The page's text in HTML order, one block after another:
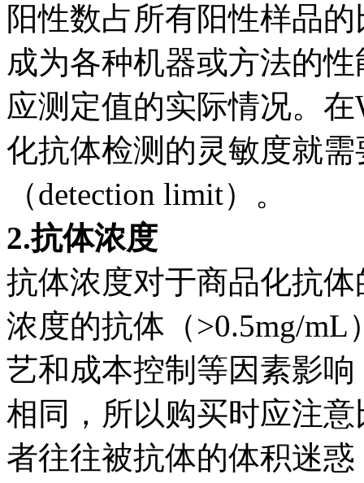
阳性数占所有阳性样品
成为各种机器或方法的
应测定值的实际情况。
化抗体检测的灵敏度就
（detection limit）。
2.抗体浓度
抗体浓度对于商品化抗
浓度的抗体（>0.5mg/
艺和成本控制等因素影
相同，所以购买时应注
者往往被抗体的体积迷